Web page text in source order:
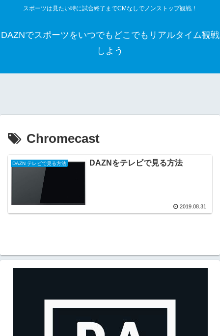
スポーツは見たい時に試合終了までCMなしでノンストップ観戦！
DAZNでスポーツをいつでもどこでもリアルタイム観戦
しよう
Chromecast
DAZN テレビで見る方法 DAZNをテレビで見る方法
2019.08.31